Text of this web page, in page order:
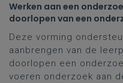
Werken aan een
doorlopen van een
wetenschappelijke
domein STEM
Deze vorming
aanbrengen van de
doorlopen een
voeren onderzoek aan